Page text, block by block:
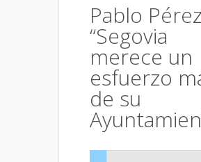
Pablo
“Segovia
merece un
esfuerzo
de su